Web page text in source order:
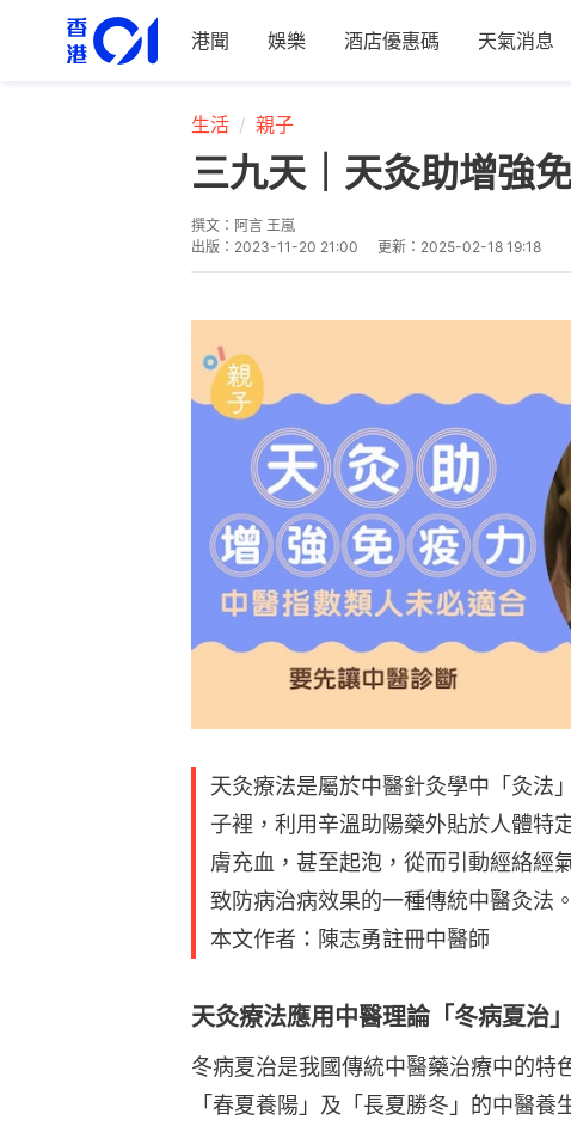
港聞 娛樂 酒店優惠碼 天氣消息
生活 親子
三九天｜天灸助增強
撰文： 阿言 王嵐
出版： 2023-11-20 21:00 更新： 2025-02-18 19:18
天灸療法是屬於中醫針灸學中「灸法
子裡，利用辛溫助陽藥外貼於人體特
膚充血，甚至起泡，從而引動經絡經
致防病治病效果的一種傳統中醫灸法。
本文作者：陳志勇註冊中醫師
天灸療法應用中醫理論「冬病夏治
冬病夏治是我國傳統中醫藥治療中的特
「春夏養陽」及「長夏勝冬」的中醫